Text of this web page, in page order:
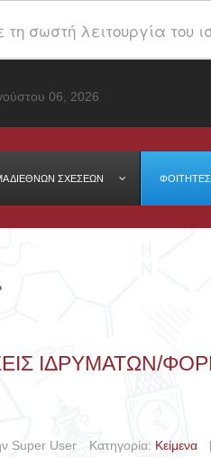
σωστή λειτουργία του
06, 2026
ΔΙΕΘΝΩΝ ΣΧΕΣΕΩΝ ΦΟΙΤΗΤΕΣ
ΙΔΡΥΜΆΤΩΝ/
Super User
Κατηγορία: Κείμενα